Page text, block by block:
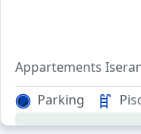
Appartements
Agréable et
Pour votre confort,
Parking